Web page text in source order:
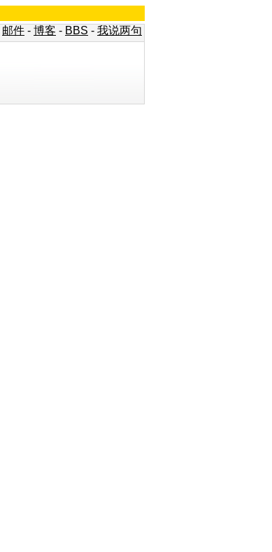
邮件 - 博客 - BBS - 我说两句